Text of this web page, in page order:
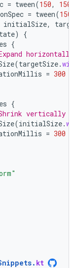
= tween(150, 150
= tween(150
initialSize,
)
{
{
(targetSize.
= 300
{
vertically
(initialSize.
= 300
. kt